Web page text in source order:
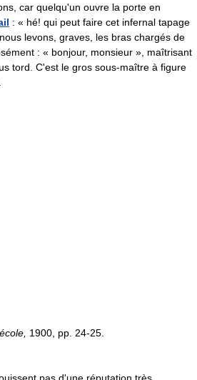
car quelqu'un ouvre la porte en
: « hé! qui peut faire cet infernal tapage
levons, graves, les bras chargés de
: « bonjour, monsieur », maîtrisant
tord. C'est le gros sous-maître à figure
1900, pp. 24-25.
pas d'une réputation très